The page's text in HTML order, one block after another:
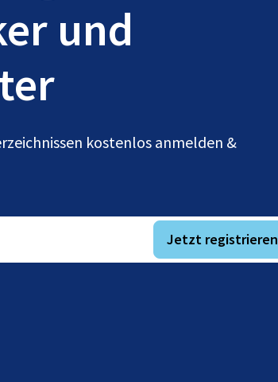
und
kostenlos anmelden &
Jetzt registrieren